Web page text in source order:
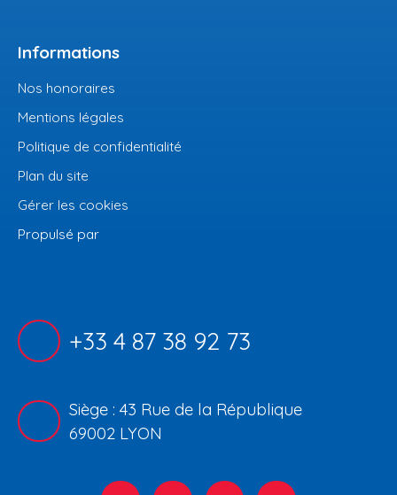
Informations
Nos honoraires
Mentions légales
Politique de confidentialité
Plan du site
Gérer les cookies
Propulsé par
+33 4 87 38 92 73
Siège : 43 Rue de la République
69002 LYON